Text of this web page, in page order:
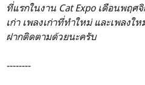
ที่แรกในงาน Cat Expo เดือนพฤ
เก่า เพลงเก่าที่ทำใหม่ และเพลงใ
ฝากติดตามด้วยนะครับ
--------